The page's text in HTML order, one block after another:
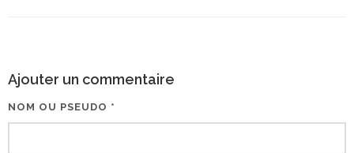
Ajouter un commentaire
NOM OU PSEUDO *